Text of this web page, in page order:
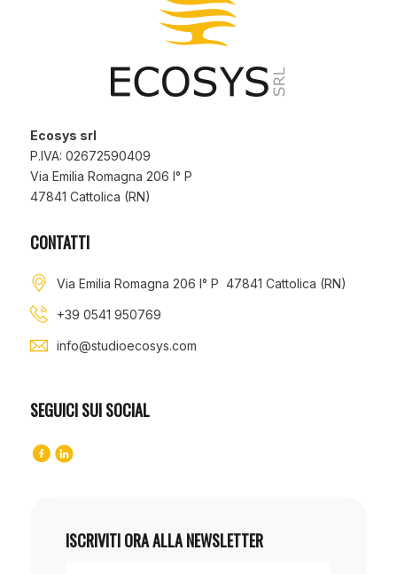
Ecosys srl
P.IVA: 02672590409
Via Emilia Romagna 206 I° P
47841 Cattolica (RN)
CONTATTI
Via Emilia Romagna 206 I° P 47841 Cattolica (RN)
+39 0541 950769
info@studioecosys.com
SEGUICI SUI SOCIAL
ISCRIVITI ORA ALLA NEWSLETTER